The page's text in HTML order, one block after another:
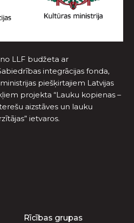
LLF budžeta ar
integrācijas fonda,
piešķirtajiem Latvijas
projekta “Lauku kopienas –
aizstāves un lauku
ietvaros.
Rīcības grupas